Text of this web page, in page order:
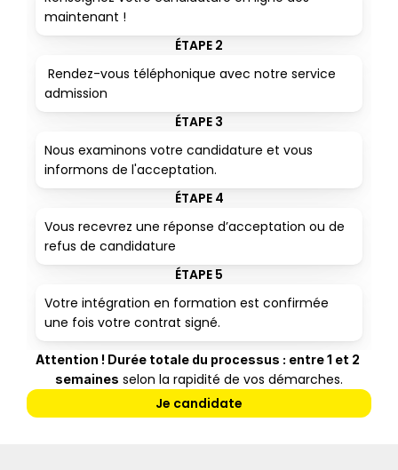
maintenant !
ÉTAPE 2
admission
ÉTAPE 3
Nous examinons votre candidature et vous
informons de l'acceptation.
ÉTAPE 4
Vous recevrez une réponse d’acceptation ou de
refus de candidature
ÉTAPE 5
Votre intégration en formation est confirmée
une fois votre contrat signé.
Attention ! Durée totale du processus : entre 1 et 2
semaines selon la rapidité de vos démarches.
Je candidate